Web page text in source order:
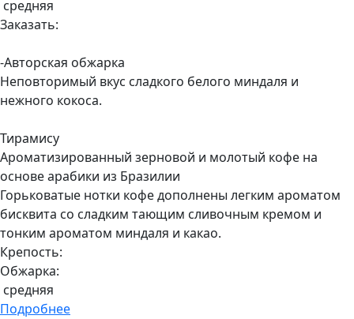
средняя
Заказать:
-Авторская обжарка
Неповторимый вкус сладкого белого миндаля и
нежного кокоса.
Тирамису
Ароматизированный зерновой и молотый кофе на
основе арабики из Бразилии
Горьковатые нотки кофе дополнены легким ароматом
бисквита со сладким тающим сливочным кремом и
тонким ароматом миндаля и какао.
Крепость:
Обжарка:
средняя
Подробнее